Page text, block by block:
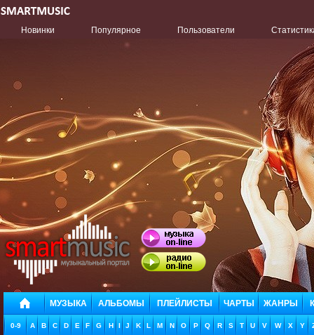
Новинки Популярное Пользователи
МУЗЫКА АЛЬБОМЫ ПЛЕЙЛИСТЫ ЧАРТЫ ЖАНРЫ
0-9 A B C D E F G H I J K L M N O P Q R S T U V W X Y